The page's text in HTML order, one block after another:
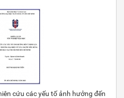
cứu các yếu tố ảnh hưởng đến